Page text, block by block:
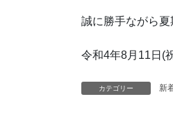
誠に勝手ながら夏
令和4年8月11日(
カテゴリー 新